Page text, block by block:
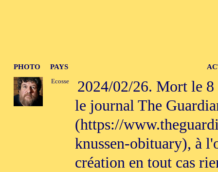
PHOTO PAYS
Ecosse
2024/02/26. Mort le 8
le journal The
(https://
knussen-obituary), à
création en tout cas